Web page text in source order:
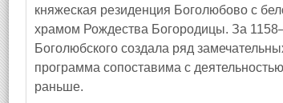
княжеская резиденция Боголюбово с
храмом Рождества Богородицы. За
Боголюбского создала ряд
программа сопоставима с
раньше.